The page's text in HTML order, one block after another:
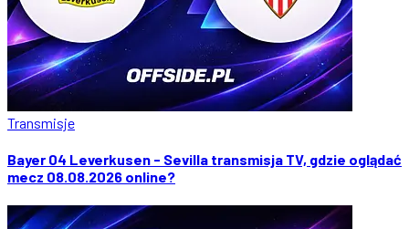
Transmisje
Bayer 04 Leverkusen - Sevilla transmisja TV, gdzie oglądać
mecz 08.08.2026 online?